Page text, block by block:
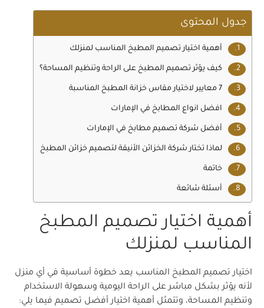
جدول المحتوى
أهمية اختيار تصميم المطبخ المناسب لمنزلك
كيف يؤثر تصميم المطبخ على الراحة وتنظيم المساحة؟
7 معايير لاختيار مقاس خزانة المطبخ المناسبة
افضل انواع المطابخ في الإمارات
أفضل شركة تصميم مطابخ في الإمارات
لماذا تختار شركة الخزائن الأنيقة لتصميم خزائن المطبخ
خاتمة
أسئلة شائعة
أهمية اختيار تصميم المطبخ
المناسب لمنزلك
اختيار تصميم المطبخ المناسب يعد خطوة أساسية في أي منزل
لأنه يؤثر بشكل مباشر على الراحة اليومية وسهولة الاستخدام
وتنظيم المساحة، وتتمثل أهمية اختيار أفضل تصميم فيما يلي: